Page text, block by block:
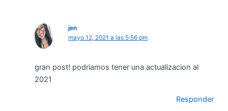
jen
mayo 12, 2021 a las 5:56 pm
gran post! podriamos tener una actualizacion al
2021
Responder